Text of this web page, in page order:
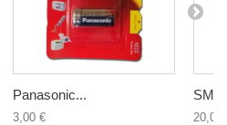
Panasonic...
3,00 € 20,00